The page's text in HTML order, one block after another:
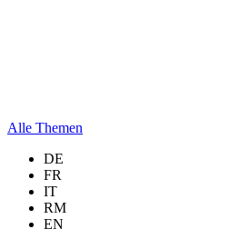
Alle Themen
DE
FR
IT
RM
EN